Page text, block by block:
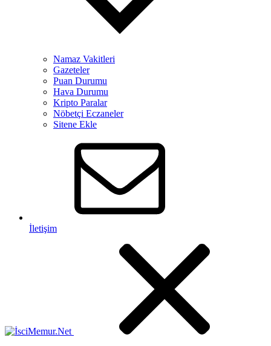
Namaz Vakitleri
Gazeteler
Puan Durumu
Hava Durumu
Kripto Paralar
Nöbetçi Eczaneler
Sitene Ekle
İletişim